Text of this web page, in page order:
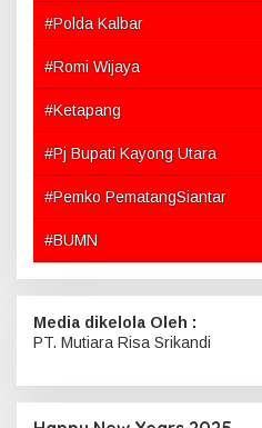
#Polda Kalbar
#Romi Wijaya
#Ketapang
#Pj Bupati Kayong Utara
#Pemko PematangSiantar
#BUMN
Media dikelola Oleh :
PT. Mutiara Risa Srikandi